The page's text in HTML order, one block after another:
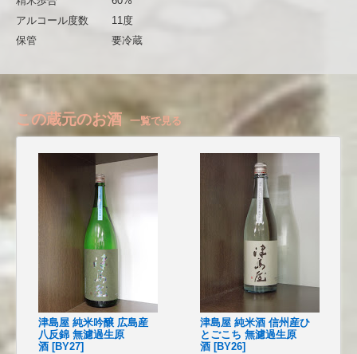
アルコール度数
11度
保管
要冷蔵
この蔵元のお酒 一覧で見る
津島屋 純米吟醸 広島産
八反錦 無濾過生原
酒 [BY27]
津島屋 純米酒 信州産ひ
とごこち 無濾過生原
酒 [BY26]